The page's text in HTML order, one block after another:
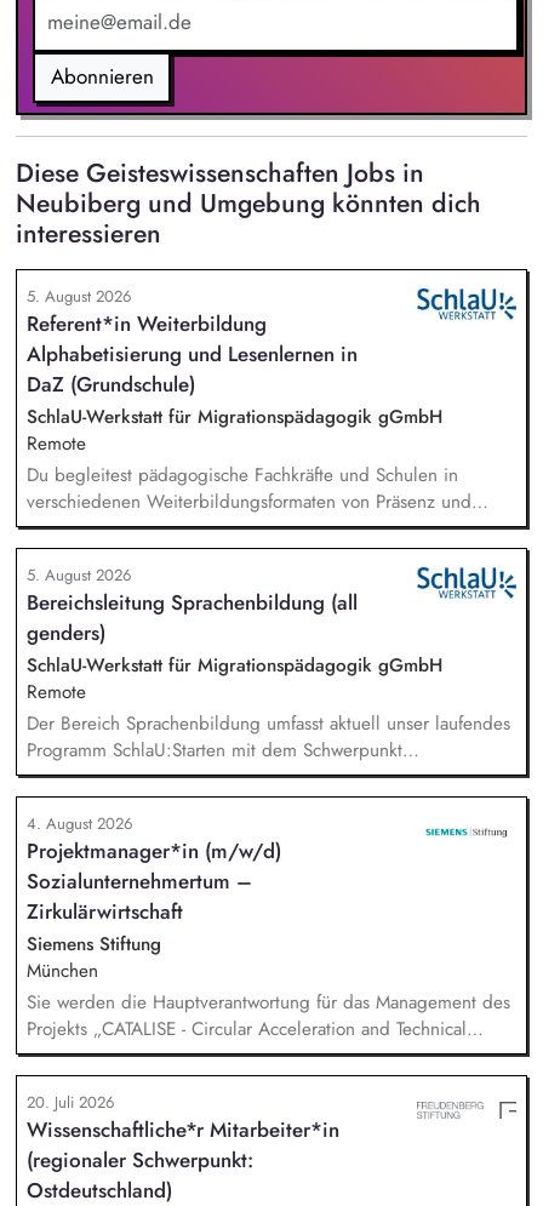
Abonnieren
Diese Geisteswissenschaften Jobs in
Neubiberg und Umgebung könnten dich
interessieren
5. August 2026
Referent*in Weiterbildung
Alphabetisierung und Lesenlernen in
DaZ (Grundschule)
SchlaU-Werkstatt für Migrationspädagogik gGmbH
Remote
Du begleitest pädagogische Fachkräfte und Schulen in
verschiedenen Weiterbildungsformaten von Präsenz und
Online-Workshops bis hin zu pädogischen Tagen und erstellst
Online-Selbstlernkurse für unsere Plattform schlau-lernen.org.
Die inhaltlichen Schwerpunkte liegen dabei auf den
Bereichen Lesen lernen, Mehrsprachigkeitsbewusstsein und
Alphabetisierung in der Grundschule.
5. August 2026
Bereichsleitung Sprachenbildung (all
genders)
SchlaU-Werkstatt für Migrationspädagogik gGmbH
Remote
Der Bereich Sprachenbildung umfasst aktuell unser laufendes
Programm SchlaU:Starten mit dem Schwerpunkt
"Alphabetisierung in DaZ für die Grundschule" sowie
zukünftig weitere auf Unterrichtsmaterial bezogene Projekte
mit den Schwerpunkten sprachensensibles und
rassismuskritisches Deutschlernen von der Grundschule bis in
die Berufliche Bildung. Der Bereich Sprachenbildung
entwickelt in seinen Projekten dazu zielgruppengerechte und
innovative Unterrichtsmaterialien und begleitet pädagogische
Fachkräfte mit daran angeschlossenen
Weiterbildungsangeboten online wie offline.
4. August 2026
Projektmanager*in (m/w/d)
Sozialunternehmertum –
Zirkulärwirtschaft
Siemens Stiftung
München
Sie werden die Hauptverantwortung für das Management des
Projekts „CATALISE - Circular Acceleration and Technical
Assistance for Local Innovation and Sustainable Enterprises
20. Juli 2026
Wissenschaftliche*r Mitarbeiter*in
(regionaler Schwerpunkt:
Ostdeutschland)